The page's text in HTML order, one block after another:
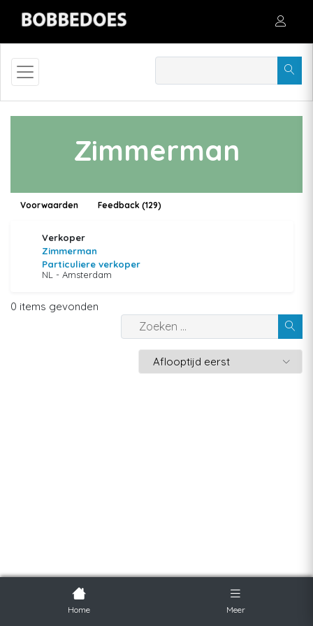
Zimmerman
Voorwaarden Feedback (129)
Verkoper
Zimmerman
Particuliere verkoper
NL - Amsterdam
0 items gevonden
Home Meer